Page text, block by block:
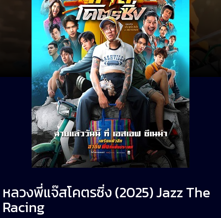
หลวงพี่แจ๊สโคตรซิ่ง (2025) Jazz The
Racing